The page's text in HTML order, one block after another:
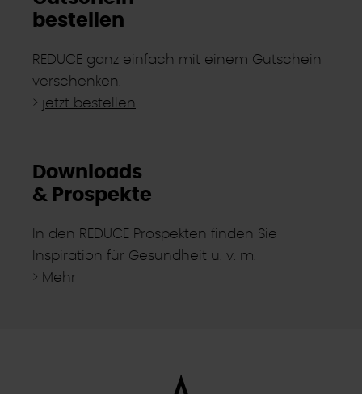
bestellen
REDUCE ganz einfach mit einem Gutschein
verschenken.
> jetzt bestellen
Downloads
& Prospekte
In den REDUCE Prospekten finden Sie
Inspiration für Gesundheit u. v. m.
> Mehr